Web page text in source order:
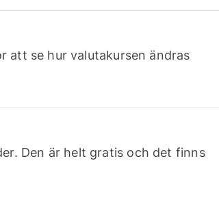
att se hur valutakursen ändras
Den är helt gratis och det finns